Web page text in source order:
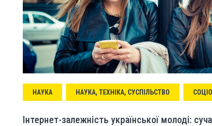
НАУКА НАУКА, ТЕХНІКА, СУСПІЛЬСТВО
Інтернет-залежність української молоді: